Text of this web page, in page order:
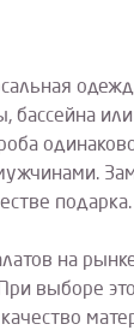
бассейна
подарка.
на
выборе